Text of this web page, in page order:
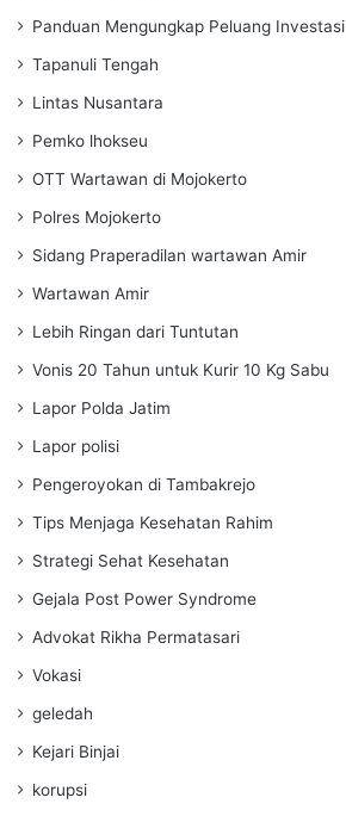
Panduan Mengungkap Peluang Investasi
Tapanuli Tengah
Lintas Nusantara
Pemko lhokseu
OTT Wartawan di Mojokerto
Polres Mojokerto
Sidang Praperadilan wartawan Amir
Wartawan Amir
Lebih Ringan dari Tuntutan
Vonis 20 Tahun untuk Kurir 10 Kg Sabu
Lapor Polda Jatim
Lapor polisi
Pengeroyokan di Tambakrejo
Tips Menjaga Kesehatan Rahim
Strategi Sehat Kesehatan
Gejala Post Power Syndrome
Advokat Rikha Permatasari
Vokasi
geledah
Kejari Binjai
korupsi